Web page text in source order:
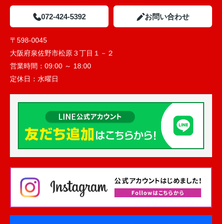
072-424-5392 お問い合わせ
〒598-0045
大阪府泉佐野市松原３丁目１－２
営業時間： 09:00 ～ 18:00
定休日： 水曜日